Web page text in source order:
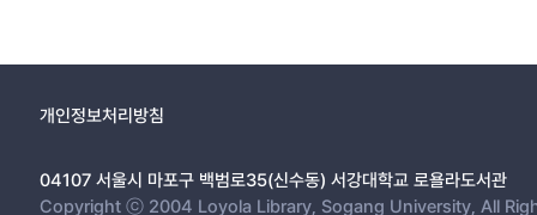
개인정보처리방침
04107 서울시 마포구 백범로35(신수동) 서강대학교 로욜라도서관
Copyright ⓒ 2004 Loyola Library, Sogang University, All